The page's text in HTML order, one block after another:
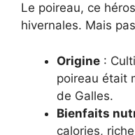
Le poireau, ce
hivernales. Mais
Origine :
poireau était
de Galles.
Bienfaits
calories,